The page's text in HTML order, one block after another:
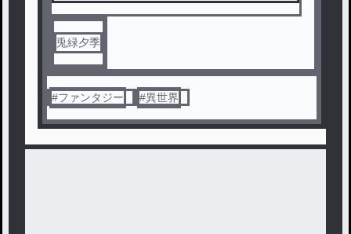
兎緑夕季
#ファンタジー #異世界